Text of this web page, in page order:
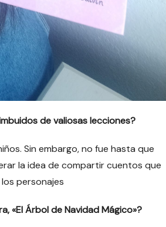
de valiosas lecciones?
Sin embargo, no fue hasta que
la idea de compartir cuentos que
personajes
«El Árbol de Navidad Mágico»?